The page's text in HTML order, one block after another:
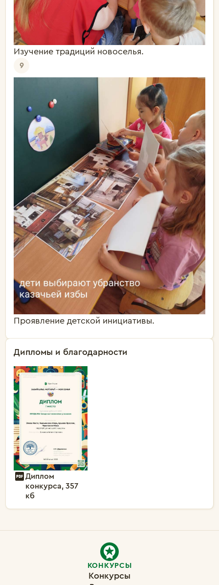
Изучение традиций новоселья.
9
Проявление детской инициативы.
Дипломы и благодарности
Диплом
конкурса, 357
кб
КОНКУРСЫ
Конкурсы